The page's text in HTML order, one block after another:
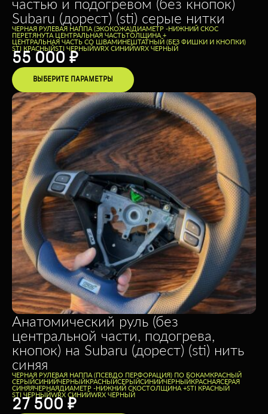
Subaru (дорест) (sti) серые нитки
ЧЕРНАЯ РУЛЕВАЯ НАППА (ЭКОКОЖА)ДИАМЕТР -НИЖНИЙ СКОС
ПЕРЕТЯНУТА ЦЕНТРАЛЬНАЯ ЧАСТЬТОЛЩИНА +
ЦЕНТРАЛЬНАЯ ЧАСТЬ СО ШВАМИНЕШТАТНЫЙ (БЕЗ ФИШКИ И КНОПКИ)
STI КРАСНЫЙSTI ЧЕРНЫЙWRX СИНИЙWRX ЧЕРНЫЙ
55 000 ₽
ВЫБЕРИТЕ ПАРАМЕТРЫ
Анатомический руль (без
центральной части, подогрева,
кнопок) на Subaru (дорест) (sti) нить
синяя
ЧЕРНАЯ РУЛЕВАЯ НАППА (ПСЕВДО ПЕРФОРАЦИЯ) ПО БОКАМКРАСНЫЙ
СЕРЫЙСИНИЙЧЕРНЫЙКРАСНЫЙСЕРЫЙСИНИЙЧЕРНЫЙКРАСНАЯСЕРАЯ
СИНЯЯЧЕРНАЯДИАМЕТР -НИЖНИЙ СКОСТОЛЩИНА +STI КРАСНЫЙ
STI ЧЕРНЫЙWRX СИНИЙWRX ЧЕРНЫЙ
27 500 ₽